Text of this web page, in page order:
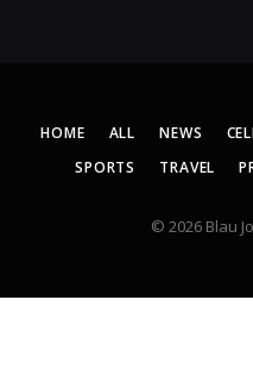
HOME ALL NEWS
SPORTS
TRAVEL
© 2026 Blau